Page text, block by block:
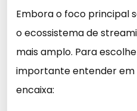
Embora o foco principal
o ecossistema de
mais amplo. Para
importante entender em
encaixa: